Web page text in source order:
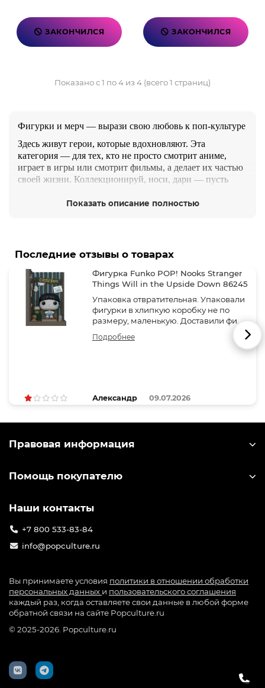
ЗАКОНЧИЛСЯ ЗАКОНЧИЛСЯ
Показано с 1 по 4 из 4 (всего 1 страниц)
Фигурки и мерч — вырази свою любовь к поп-культуре
Здесь живут герои, которые вдохновляют. Эта
категория — для тех, кто не просто смотрит аниме,
играет в игры или смотрит фильмы, а делает их частью
своей жизни. Коллекционируй, носи, дари — пусть
Impact, Marvel, DC, Star Wars, The Witcher, Cyberpunk
2077 и другим
Одежда и худи от Artplays, ABYstyle — стильные
принты по Naruto, One Piece, Атака Титанов,
Мстителям, Стражам Галактики
Аксессуары — кружки, брелоки, постеры, носки,
шопперы, держатели Cable Guys
— Коллекционеров, ценящих детализацию и лицензию
такой, который запомнится
себя дома, в комнате или на рабочем столе
Быстрая доставка по России
Только то, что греет душу фанату
Твоя коллекция начинается здесь — с PopCulture.ru.
Показать описание полностью
Последние отзывы о товарах
Фигурка Funko POP! Nooks Stranger
Things Will in the Upside Down 86245
Упаковка отвратительная. Упаковали
фигурки в хлипкую коробку не по
размеру, маленькую. Доставили фи..
Подробнее
Александр 09.07.2026
Правовая информация
Помощь покупателю
Наши контакты
+7 800 533-83-84
info@popculture.ru
Вы принимаете условия политики в отношении обработки
персональных данных и пользовательского соглашения
каждый раз, когда оставляете свои данные в любой форме
обратной связи на сайте Popculture.ru
© 2025-2026. Popculture.ru